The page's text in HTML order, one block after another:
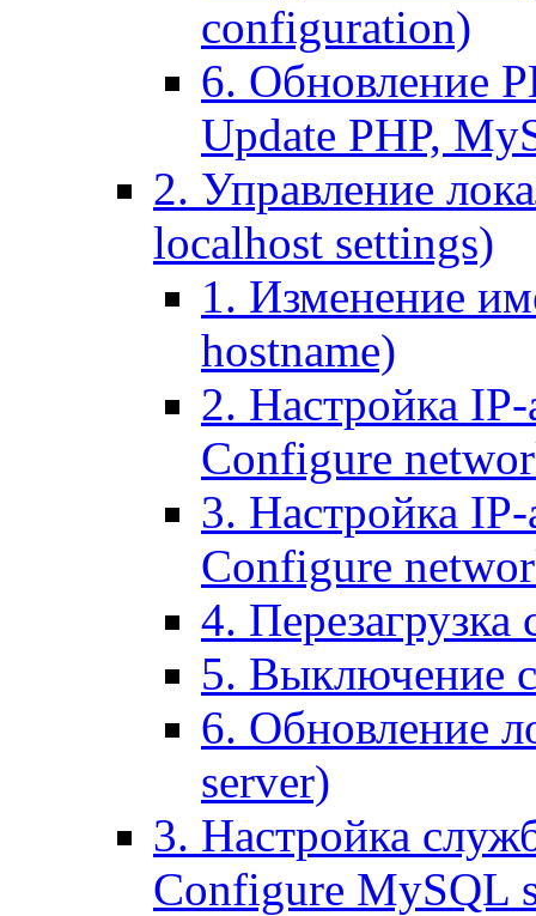
configuration)
6. Обновление
Update PHP,
2. Управление
localhost settings)
1. Изменение
hostname)
2. Настройка IP-
Configure
3. Настройка
Configure
4. Перезагрузка
5. Выключение
6. Обновление
server)
3. Настройка
Configure MySQL